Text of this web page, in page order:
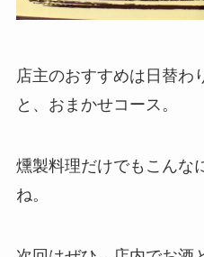
店主のおすすめは日替わ
と、おまかせコース。
燻製料理だけでもこんな
ね。